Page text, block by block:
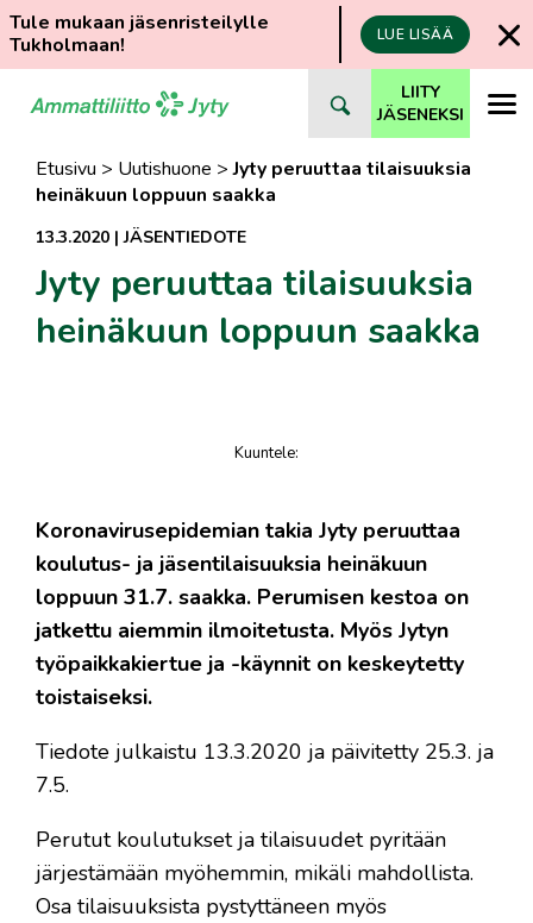
Tule mukaan jäsenristeilylle
Tukholmaan!
LUE LISÄÄ
suoraan
LIITY
JÄSENEKSI
Etusivu > Uutishuone >Jyty peruuttaa tilaisuuksia
heinäkuun loppuun saakka
13.3.2020 |JÄSENTIEDOTE
Jyty peruuttaa tilaisuuksia
heinäkuun loppuun saakka
Kuuntele:
Koronavirusepidemian takia Jyty peruuttaa
koulutus- ja jäsentilaisuuksia heinäkuun
loppuun 31.7. saakka. Perumisen kestoa on
jatkettu aiemmin ilmoitetusta. Myös Jytyn
työpaikkakiertue ja -käynnit on keskeytetty
toistaiseksi.
Tiedote julkaistu 13.3.2020 ja päivitetty 25.3. ja
7.5.
Perutut koulutukset ja tilaisuudet pyritään
järjestämään myöhemmin, mikäli mahdollista.
Osa tilaisuuksista pystyttäneen myös